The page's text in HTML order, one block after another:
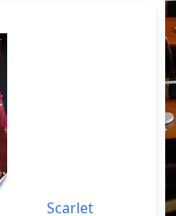
Scarlet